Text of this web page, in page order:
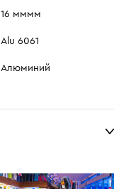
16 мммм
Alu 6061
Алюминий